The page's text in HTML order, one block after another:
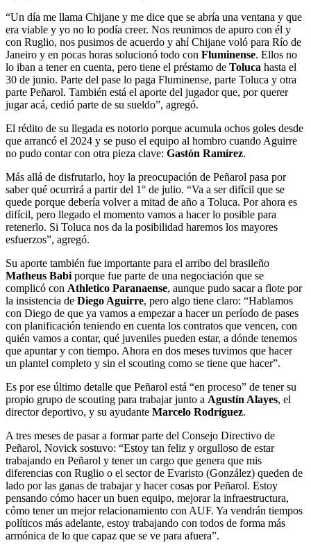
“Un día me llama Chijane y me dice que se abría una ventana y que
era viable y yo no lo podía creer. Nos reunimos de apuro con él y
con Ruglio, nos pusimos de acuerdo y ahí Chijane voló para Río de
Janeiro y en pocas horas solucionó todo con Fluminense. Ellos no
lo iban a tener en cuenta, pero tiene el préstamo de Toluca hasta el
30 de junio. Parte del pase lo paga Fluminense, parte Toluca y otra
parte Peñarol. También está el aporte del jugador que, por querer
jugar acá, cedió parte de su sueldo”, agregó.
El rédito de su llegada es notorio porque acumula ochos goles desde
que arrancó el 2024 y se puso el equipo al hombro cuando Aguirre
no pudo contar con otra pieza clave: Gastón Ramírez.
Más allá de disfrutarlo, hoy la preocupación de Peñarol pasa por
saber qué ocurrirá a partir del 1° de julio. “Va a ser difícil que se
quede porque debería volver a mitad de año a Toluca. Por ahora es
difícil, pero llegado el momento vamos a hacer lo posible para
retenerlo. Si Toluca nos da la posibilidad haremos los mayores
esfuerzos”, agregó.
Su aporte también fue importante para el arribo del brasileño
Matheus Babi porque fue parte de una negociación que se
complicó con Athletico Paranaense, aunque pudo sacar a flote por
la insistencia de Diego Aguirre, pero algo tiene claro: “Hablamos
con Diego de que ya vamos a empezar a hacer un período de pases
con planificación teniendo en cuenta los contratos que vencen, con
quién vamos a contar, qué juveniles pueden estar, a dónde tenemos
que apuntar y con tiempo. Ahora en dos meses tuvimos que hacer
un plantel completo y sin el scouting como se tiene que hacer”.
Es por ese último detalle que Peñarol está “en proceso” de tener su
propio grupo de scouting para trabajar junto a Agustín Alayes, el
director deportivo, y su ayudante Marcelo Rodríguez.
A tres meses de pasar a formar parte del Consejo Directivo de
Peñarol, Novick sostuvo: “Estoy tan feliz y orgulloso de estar
trabajando en Peñarol y tener un cargo que genera que mis
diferencias con Ruglio o el sector de Evaristo (González) queden de
lado por las ganas de trabajar y hacer cosas por Peñarol. Estoy
pensando cómo hacer un buen equipo, mejorar la infraestructura,
cómo tener un mejor relacionamiento con AUF. Ya vendrán tiempos
políticos más adelante, estoy trabajando con todos de forma más
armónica de lo que capaz que se ve para afuera”.